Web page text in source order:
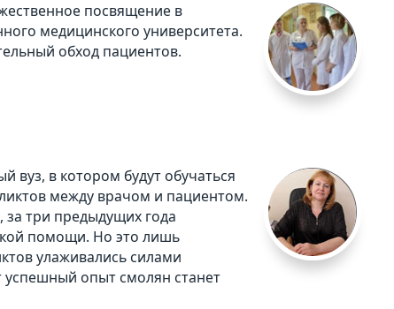
посвящение в
медицинского университета.
обход пациентов.
вуз, в котором будут обучаться
между врачом и пациентом.
три предыдущих года
помощи. Но это лишь
улаживались силами
успешный опыт смолян станет